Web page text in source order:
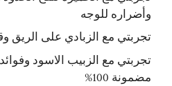
وأضراره للوجه
تجربتي مع الزبادي على الريق
تجربتي مع الزبيب الاسود
مضمونة 100%